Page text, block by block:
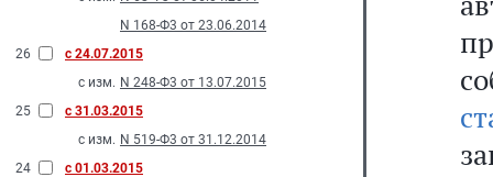
N 168-Ф3 от 23.06.2014
26
с 24.07.2015
с изм. N 248-Ф3 от 13.07.2015
25
с 31.03.2015
с изм. N 519-Ф3 от 31.12.2014
24
с 01.03.2015